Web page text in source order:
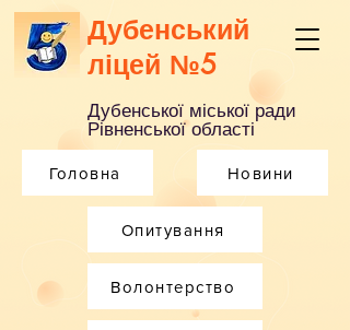
Дубенський
ліцей №5
Дубенської міської ради
Рівненської області
Головна Новини
Опитування
Волонтерство